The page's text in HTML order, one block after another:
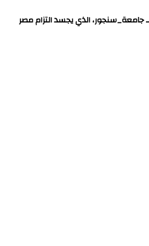
جامعة_سنجور، الذي يجسد التزام مصر